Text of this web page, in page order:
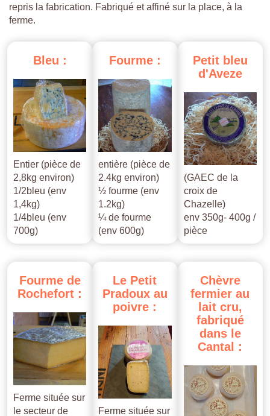
repris la fabrication. Fabriqué et affiné sur la place, à la
ferme.
Bleu :
Entier (pièce de
2,8kg environ)
1/2bleu (env
1,4kg)
1/4bleu (env
700g)
Fourme :
entière (pièce de
2.4kg environ)
½ fourme (env
1.2kg)
¼ de fourme
(env 600g)
Petit bleu
d'Aveze
(GAEC de la
croix de
Chazelle)
env 350g- 400g /
pièce
Fourme de
Rochefort :
Ferme située sur
le secteur de
Le Petit
Pradoux au
poivre :
Ferme située sur
Chèvre
fermier au
lait cru,
fabriqué
dans le
Cantal :